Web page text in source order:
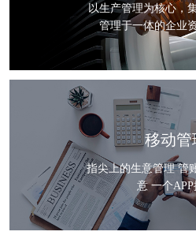
以生产管理为核心，
管理于一体的企业
移动管
指尖上的生意管理 管
意 一个APP